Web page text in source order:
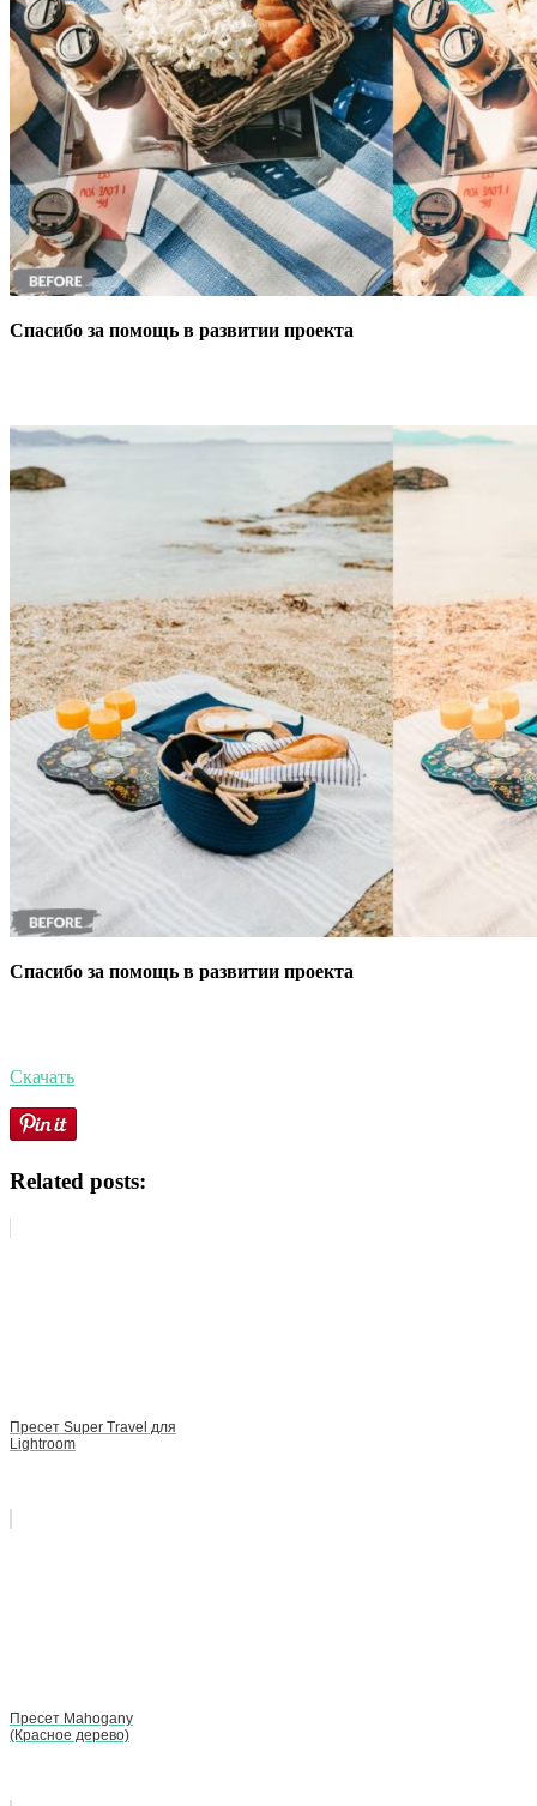
Спасибо за помощь в развитии проекта
Спасибо за помощь в развитии проекта
Скачать
Related posts:
Пресет Super Travel для
Lightroom
Пресет Mahogany
(Красное дерево)